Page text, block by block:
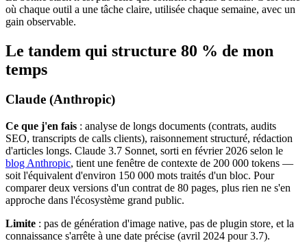
où chaque outil a une tâche claire, utilisée chaque semaine, avec un
gain observable.
Le tandem qui structure 80 % de mon
temps
Claude (Anthropic)
Ce que j'en fais : analyse de longs documents (contrats, audits
SEO, transcripts de calls clients), raisonnement structuré, rédaction
d'articles longs. Claude 3.7 Sonnet, sorti en février 2026 selon le
blog Anthropic, tient une fenêtre de contexte de 200 000 tokens —
soit l'équivalent d'environ 150 000 mots traités d'un bloc. Pour
comparer deux versions d'un contrat de 80 pages, plus rien ne s'en
approche dans l'écosystème grand public.
Limite : pas de génération d'image native, pas de plugin store, et la
connaissance s'arrête à une date précise (avril 2024 pour 3.7).